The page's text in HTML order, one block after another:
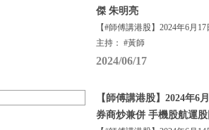
傑 朱明亮
【#師傅講港股】2024年6月
主持： #黃師
2024/06/17
【師傅講港股】2024年6
券商炒兼併 手機股航運